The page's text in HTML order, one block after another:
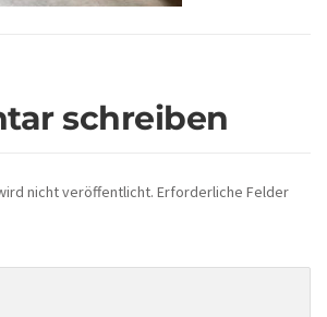
schreiben
nicht veröffentlicht. Erforderliche Felder